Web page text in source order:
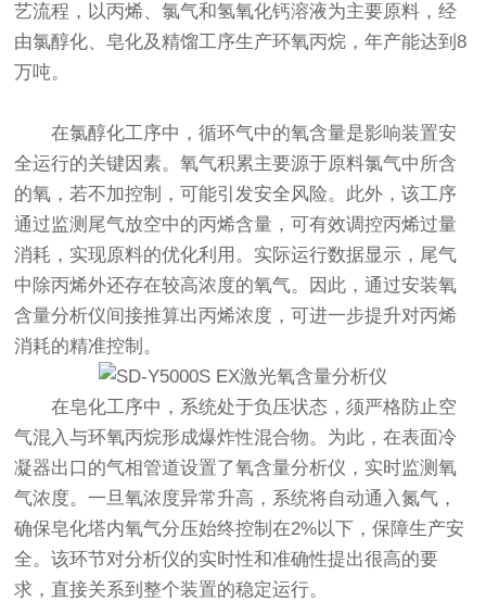
艺流程，以丙烯、氯气和氢氧化钙溶液为主要原料，经
由氯醇化、皂化及精馏工序生产环氧丙烷，年产能达到8
万吨。
在氯醇化工序中，循环气中的氧含量是影响装置安
全运行的关键因素。氧气积累主要源于原料氯气中所含
的氧，若不加控制，可能引发安全风险。此外，该工序
通过监测尾气放空中的丙烯含量，可有效调控丙烯过量
消耗，实现原料的优化利用。实际运行数据显示，尾气
中除丙烯外还存在较高浓度的氧气。因此，通过安装氧
含量分析仪间接推算出丙烯浓度，可进一步提升对丙烯
消耗的精准控制。
在皂化工序中，系统处于负压状态，须严格防止空
气混入与环氧丙烷形成爆炸性混合物。为此，在表面冷
凝器出口的气相管道设置了氧含量分析仪，实时监测氧
气浓度。一旦氧浓度异常升高，系统将自动通入氮气，
确保皂化塔内氧气分压始终控制在2%以下，保障生产安
全。该环节对分析仪的实时性和准确性提出很高的要
求，直接关系到整个装置的稳定运行。